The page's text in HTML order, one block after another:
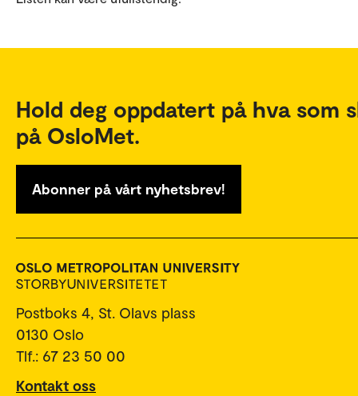
Hold deg oppdatert på hva som
på OsloMet.
Abonner på vårt nyhetsbrev!
Postboks 4, St. Olavs plass
0130 Oslo
Tlf.: 67 23 50 00
Kontakt oss